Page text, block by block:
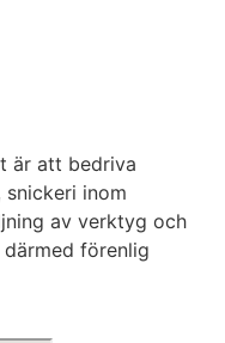
är att bedriva
snickeri inom
av verktyg och
förenlig